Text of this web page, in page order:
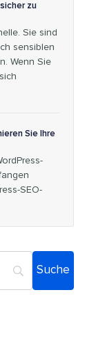
zu
Sie sind
sensiblen
Wenn Sie
Sie Ihre
SEO-